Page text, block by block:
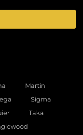
Martin
Sigma
Taka